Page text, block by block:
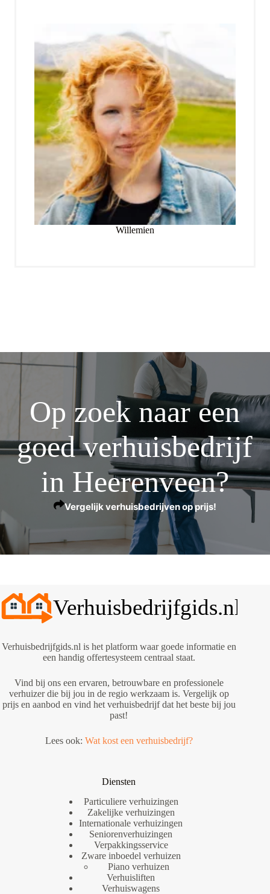
Willemien
Op zoek naar een
goed verhuisbedrijf
in Heerenveen?
Vergelijk verhuisbedrijven op prijs!
Verhuisbedrijfgids.nl is het platform waar goede informatie en
een handig offertesysteem centraal staat.
Vind bij ons een ervaren, betrouwbare en professionele
verhuizer die bij jou in de regio werkzaam is. Vergelijk op
prijs en aanbod en vind het verhuisbedrijf dat het beste bij jou
past!
Lees ook: Wat kost een verhuisbedrijf?
Diensten
Particuliere verhuizingen
Zakelijke verhuizingen
Internationale verhuizingen
Seniorenverhuizingen
Verpakkingsservice
Zware inboedel verhuizen
Piano verhuizen
Verhuisliften
Verhuiswagens